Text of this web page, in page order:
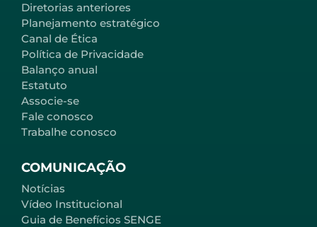
Diretorias anteriores
Planejamento estratégico
Canal de Ética
Política de Privacidade
Balanço anual
Estatuto
Associe-se
Fale conosco
Trabalhe conosco
COMUNICAÇÃO
Notícias
Vídeo Institucional
Guia de Benefícios SENGE